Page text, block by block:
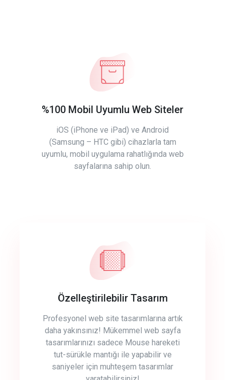
%100 Mobil Uyumlu Web Siteler
iOS (iPhone ve iPad) ve Android
(Samsung – HTC gibi) cihazlarla tam
uyumlu, mobil uygulama rahatlığında web
sayfalarına sahip olun.
Özelleştirilebilir Tasarım
Profesyonel web site tasarımlarına artık
daha yakınsınız! Mükemmel web sayfa
tasarımlarınızı sadece Mouse hareketi
tut-sürükle mantığı ile yapabilir ve
saniyeler için muhteşem tasarımlar